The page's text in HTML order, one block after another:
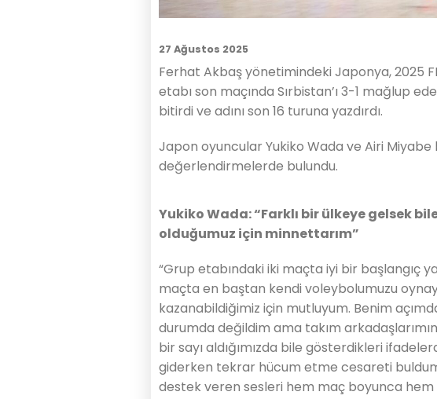
27 Ağustos 2025
Ferhat Akbaş yönetimindeki Japonya, 2025
etabı son maçında Sırbistan’ı 3-1 mağlup
bitirdi ve adını son 16 turuna yazdırdı.
Japon oyuncular Yukiko Wada ve Airi Miyabe
değerlendirmelerde bulundu.
Yukiko Wada: “Farklı bir ülkeye gelsek
olduğumuz için minnettarım”
“Grup etabındaki iki maçta iyi bir başlangıç
maçta en baştan kendi voleybolumuzu
kazanabildiğimiz için mutluyum. Benim
durumda değildim ama takım
bir sayı aldığımızda bile gösterdikleri
giderken tekrar hücum etme cesareti
destek veren sesleri hem maç boyunca